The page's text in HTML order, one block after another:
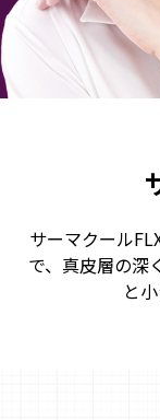
サーマクール
で、真皮層の深
と